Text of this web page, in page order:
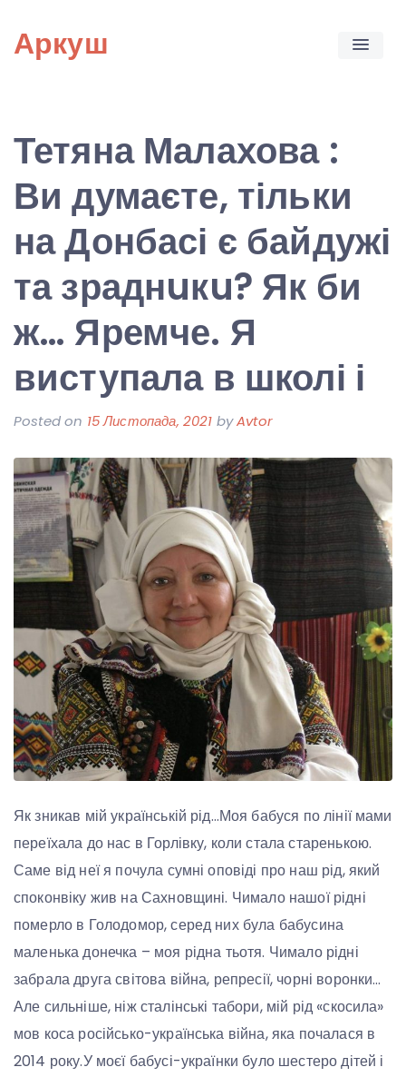
content
Аркуш
Тетяна Малахова :
Ви думаєте, тільки
на Донбасі є байдужі
та зраднuкu? Як би
ж… Яремче. Я
виступала в школі і
Posted on 15 Листопада, 2021 byAvtor
Як зникав мій українській рід…Моя бабуся по лінії мами
переїхала до нас в Горлівку, коли стала старенькою.
Саме від неї я почула сумні оповіді про наш рід, який
споконвіку жив на Сахновщині. Чимало нашої рідні
померло в Голодомор, серед них була бабусина
маленька донечка – моя рідна тьотя. Чимало рідні
забрала друга світова війна, репресії, чорні воронки…
Але сильніше, ніж сталінські табори, мій рід «скосила»
мов коса російсько-українська війна, яка почалася в
2014 року.У моєї бабусі-українки було шестеро дітей і